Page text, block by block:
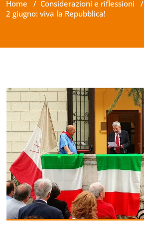
Home / Considerazioni e riflessioni /
2 giugno: viva la Repubblica!